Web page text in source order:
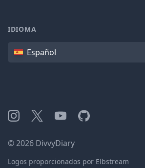
IDIOMA
IdiomaEspañol
Instagram
X YouTubeGitHub
©2026 DivvyDiary
Logos proporcionados por Elbstream